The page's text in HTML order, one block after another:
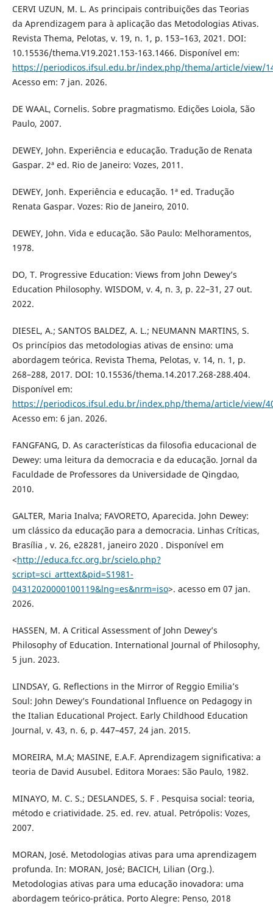
CERVI UZUN, M. L. As principais contribuições das Teorias
da Aprendizagem para à aplicação das Metodologias Ativas.
Revista Thema, Pelotas, v. 19, n. 1, p. 153–163, 2021. DOI:
10.15536/thema.V19.2021.153-163.1466. Disponível em:
https://periodicos.ifsul.edu.br/index.php/thema/article/view/
Acesso em: 7 jan. 2026.
DE WAAL, Cornelis. Sobre pragmatismo. Edições Loiola, São
Paulo, 2007.
DEWEY, John. Experiência e educação. Tradução de Renata
Gaspar. 2ª ed. Rio de Janeiro: Vozes, 2011.
DEWEY, Jonh. Experiência e educação. 1ª ed. Tradução
Renata Gaspar. Vozes: Rio de Janeiro, 2010.
DEWEY, John. Vida e educação. São Paulo: Melhoramentos,
1978.
DO, T. Progressive Education: Views from John Dewey’s
Education Philosophy. WISDOM, v. 4, n. 3, p. 22–31, 27 out.
2022.
DIESEL, A.; SANTOS BALDEZ, A. L.; NEUMANN MARTINS, S.
Os princípios das metodologias ativas de ensino: uma
abordagem teórica. Revista Thema, Pelotas, v. 14, n. 1, p.
268–288, 2017. DOI: 10.15536/thema.14.2017.268-288.404.
Disponível em:
https://periodicos.ifsul.edu.br/index.php/thema/article/view/
Acesso em: 6 jan. 2026.
FANGFANG, D. As características da filosofia educacional de
Dewey: uma leitura da democracia e da educação. Jornal da
Faculdade de Professores da Universidade de Qingdao,
2010.
GALTER, Maria Inalva; FAVORETO, Aparecida. John Dewey:
um clássico da educação para a democracia. Linhas Críticas,
Brasília , v. 26, e28281, janeiro 2020 . Disponível em
<http://educa.fcc.org.br/scielo.php?
script=sci_arttext&pid=S1981-
04312020000100119&lng=es&nrm=iso>. acesso em 07 jan.
2026.
HASSEN, M. A Critical Assessment of John Dewey’s
Philosophy of Education. International Journal of Philosophy,
5 jun. 2023.
LINDSAY, G. Reflections in the Mirror of Reggio Emilia’s
Soul: John Dewey’s Foundational Influence on Pedagogy in
the Italian Educational Project. Early Childhood Education
Journal, v. 43, n. 6, p. 447–457, 24 jan. 2015.
MOREIRA, M.A; MASINE, E.A.F. Aprendizagem significativa: a
teoria de David Ausubel. Editora Moraes: São Paulo, 1982.
MINAYO, M. C. S.; DESLANDES, S. F . Pesquisa social: teoria,
método e criatividade. 25. ed. rev. atual. Petrópolis: Vozes,
2007.
MORAN, José. Metodologias ativas para uma aprendizagem
profunda. In: MORAN, José; BACICH, Lilian (Org.).
Metodologias ativas para uma educação inovadora: uma
abordagem teórico-prática. Porto Alegre: Penso, 2018